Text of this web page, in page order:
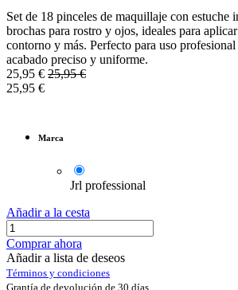
Set de 18 pinceles de maquillaje con estuche
brochas para rostro y ojos, ideales para
contorno y más. Perfecto para uso
acabado preciso y uniforme.
25,95 € 25,95€
25,95 €
Marca
Jrl professional
Añadir a la cesta
Comprar ahora
Añadir a lista de deseos
Términos y condiciones
Grantía de devolución de 30 días